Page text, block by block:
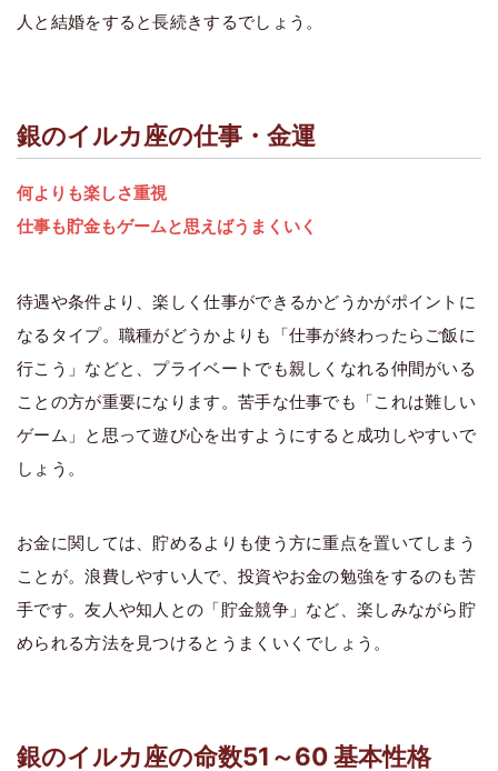
人と結婚をすると長続きするでしょう。
銀のイルカ座の仕事・金運
何よりも楽しさ重視
仕事も貯金もゲームと思えばうまくいく
待遇や条件より、楽しく仕事ができるかどうかがポイントに
なるタイプ。職種がどうかよりも「仕事が終わったらご飯に
行こう」などと、プライベートでも親しくなれる仲間がいる
ことの方が重要になります。苦手な仕事でも「これは難しい
ゲーム」と思って遊び心を出すようにすると成功しやすいで
しょう。
お金に関しては、貯めるよりも使う方に重点を置いてしまう
ことが。浪費しやすい人で、投資やお金の勉強をするのも苦
手です。友人や知人との「貯金競争」など、楽しみながら貯
められる方法を見つけるとうまくいくでしょう。
銀のイルカ座の命数51～60 基本性格